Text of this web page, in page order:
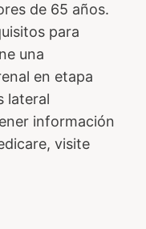
de 65 años.
para
una
en etapa
lateral
información
visite